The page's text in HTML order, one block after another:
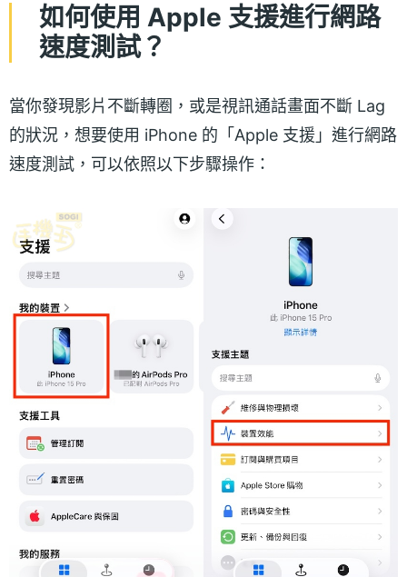
如何使用 Apple 支援進行網路
速度測試？
當你發現影片不斷轉圈，或是視訊通話畫面不斷 Lag
的狀況，想要使用 iPhone 的「Apple 支援」進行網路
速度測試，可以依照以下步驟操作：